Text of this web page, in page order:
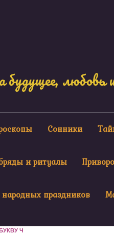
будущее, любовь
Сонники
и ритуалы
праздников
Ч